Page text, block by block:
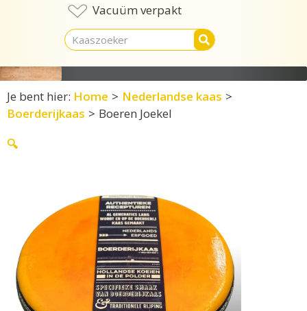
Vacuüm verpakt
Je bent hier: Home > Nederlandse kaas >
Boerderijkaas > Boeren Joekel
🔍